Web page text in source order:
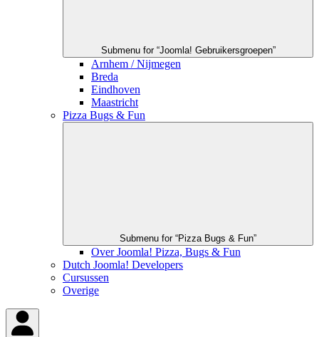
Submenu for “Joomla! Gebruikersgroepen”
Arnhem / Nijmegen
Breda
Eindhoven
Maastricht
Pizza Bugs & Fun
Submenu for “Pizza Bugs & Fun”
Over Joomla! Pizza, Bugs & Fun
Dutch Joomla! Developers
Cursussen
Overige